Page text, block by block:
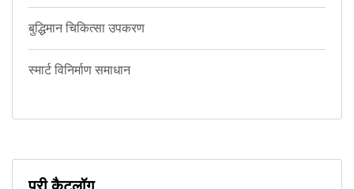
बुद्धिमान चिकित्सा उपकरण
स्मार्ट विनिर्माण समाधान